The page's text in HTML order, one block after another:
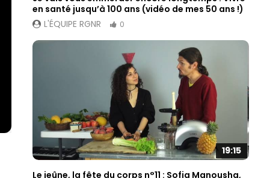
en santé jusqu’à 100 ans (vidéo de mes 50 ans !)
L'ÉQUIPE RGNR
0
19:15
Le jeûne, la fête du corps n°11 : Sofia Manousha,